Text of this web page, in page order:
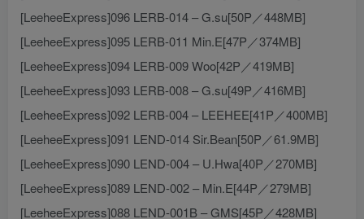
[LeeheeExpress]096 LERB-014 – G.su[50P／448MB]
[LeeheeExpress]095 LERB-011 Min.E[47P／374MB]
[LeeheeExpress]094 LERB-009 Woo[42P／419MB]
[LeeheeExpress]093 LERB-008 – G.su[49P／416MB]
[LeeheeExpress]092 LERB-004 – LEEHEE[41P／400MB]
[LeeheeExpress]091 LEND-014 Sir.Bean[50P／61.9MB]
[LeeheeExpress]090 LEND-004 – U.Hwa[40P／270MB]
[LeeheeExpress]089 LEND-002 – Min.E[44P／279MB]
[LeeheeExpress]088 LEND-001B – GMS[45P／428MB]